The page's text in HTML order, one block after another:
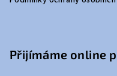
Přijímáme online